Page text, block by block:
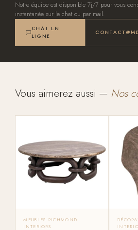
Notre équipe est disponible 7j/7 pour vous
instantanée sur le chat ou par mail.
CHAT EN
LIGNE
Vous aimerez aussi — Nos
MEUBLES RICHMOND
INTERIORS